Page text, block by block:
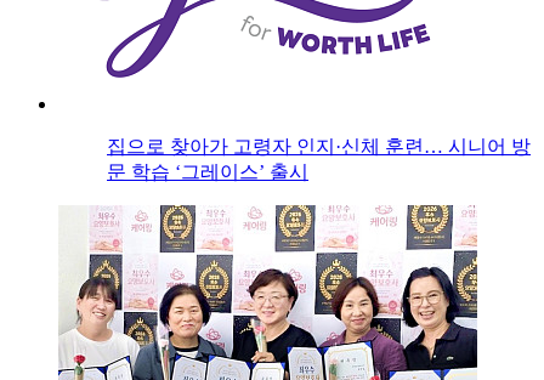
집으로 찾아가 고령자 인지·신체 훈련… 시니어 방
문 학습 ‘그레이스’ 출시